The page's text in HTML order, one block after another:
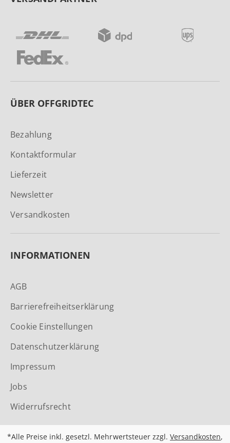
ÜBER OFFGRIDTEC
Bezahlung
Kontaktformular
Lieferzeit
Newsletter
Versandkosten
INFORMATIONEN
AGB
Barrierefreiheitserklärung
Cookie Einstellungen
Datenschutzerklärung
Impressum
Jobs
Widerrufsrecht
*Alle Preise inkl. gesetzl. Mehrwertsteuer zzgl.Versandkosten,